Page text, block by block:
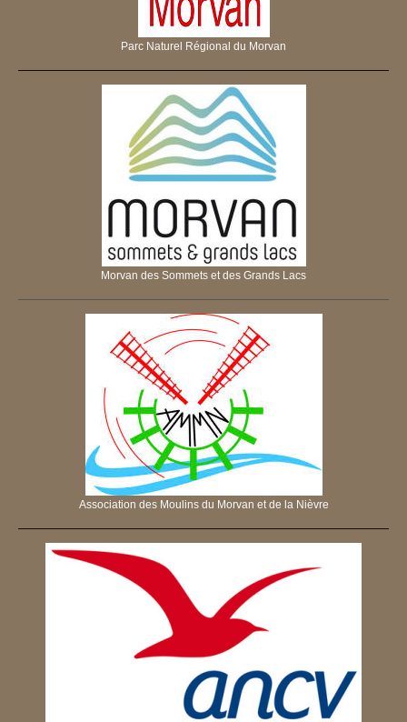
Parc Naturel Régional du Morvan
Morvan des Sommets et des Grands Lacs
Association des Moulins du Morvan et de la Nièvre